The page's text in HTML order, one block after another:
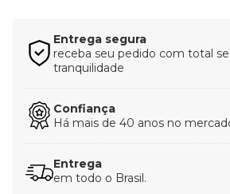
Entrega segura
receba seu pedido com total
tranquilidade
Confiança
Há mais de 40 anos no
Entrega
em todo o Brasil.